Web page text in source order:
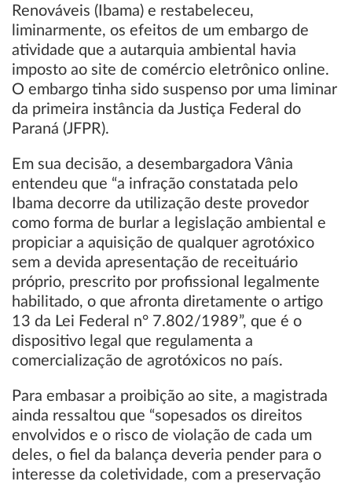
Renováveis (Ibama) e restabeleceu,
liminarmente, os efeitos de um embargo de
atividade que a autarquia ambiental havia
imposto ao site de comércio eletrônico online.
O embargo tinha sido suspenso por uma liminar
da primeira instância da Justiça Federal do
Paraná (JFPR).
Em sua decisão, a desembargadora Vânia
entendeu que “a infração constatada pelo
Ibama decorre da utilização deste provedor
como forma de burlar a legislação ambiental e
propiciar a aquisição de qualquer agrotóxico
sem a devida apresentação de receituário
próprio, prescrito por profissional legalmente
habilitado, o que afronta diretamente o artigo
13 da Lei Federal n° 7.802/1989”, que é o
dispositivo legal que regulamenta a
comercialização de agrotóxicos no país.
Para embasar a proibição ao site, a magistrada
ainda ressaltou que “sopesados os direitos
envolvidos e o risco de violação de cada um
deles, o fiel da balança deveria pender para o
interesse da coletividade, com a preservação